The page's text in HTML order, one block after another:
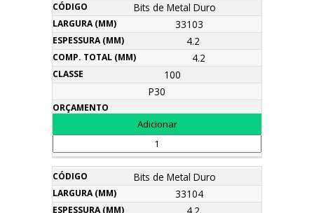
Bits de Metal Duro
33103
4.2
4.2
100
P30
Bits de Metal Duro
33104